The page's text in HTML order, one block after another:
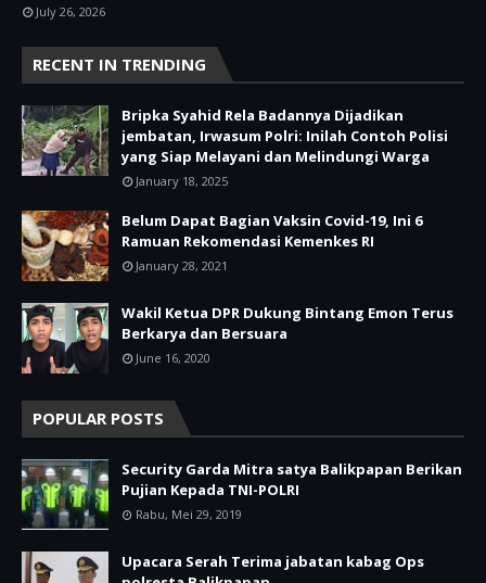
July 26, 2026
RECENT IN TRENDING
Bripka Syahid Rela Badannya Dijadikan
jembatan, Irwasum Polri: Inilah Contoh Polisi
yang Siap Melayani dan Melindungi Warga
January 18, 2025
Belum Dapat Bagian Vaksin Covid-19, Ini 6
Ramuan Rekomendasi Kemenkes RI
January 28, 2021
Wakil Ketua DPR Dukung Bintang Emon Terus
Berkarya dan Bersuara
June 16, 2020
POPULAR POSTS
Security Garda Mitra satya Balikpapan Berikan
Pujian Kepada TNI-POLRI
Rabu, Mei 29, 2019
Upacara Serah Terima jabatan kabag Ops